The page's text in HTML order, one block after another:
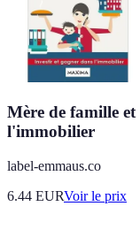
Mère de famille
l'immobilier
label-emmaus.co
6.44 EURVoir le prix